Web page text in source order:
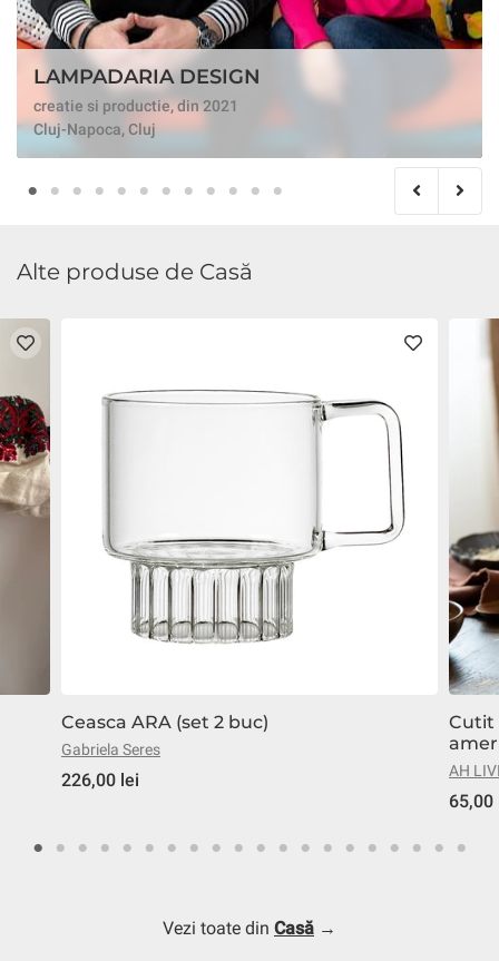
LAMPADARIA DESIGN
creatie si productie, din 2021
Cluj-Napoca, Cluj
Alte produse de Casă
Ceasca ARA (set 2 buc)
Gabriela Seres
226,00 lei
Cutit
AH
65,00
Vezi toate din Casă →